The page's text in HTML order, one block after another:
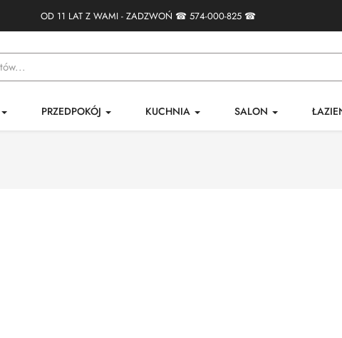
OD 11 LAT Z WAMI - ZADZWOŃ ☎ 574-000-825 ☎
PRZEDPOKÓJ KUCHNIA SALON